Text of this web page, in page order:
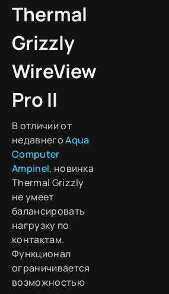
Thermal
Grizzly
WireView
Pro II
В отличии от
недавнегоAqua
Computer
Ampinel, новинка
Thermal Grizzly
не умеет
балансировать
нагрузку по
контактам.
Функционал
ограничивается
возможностью